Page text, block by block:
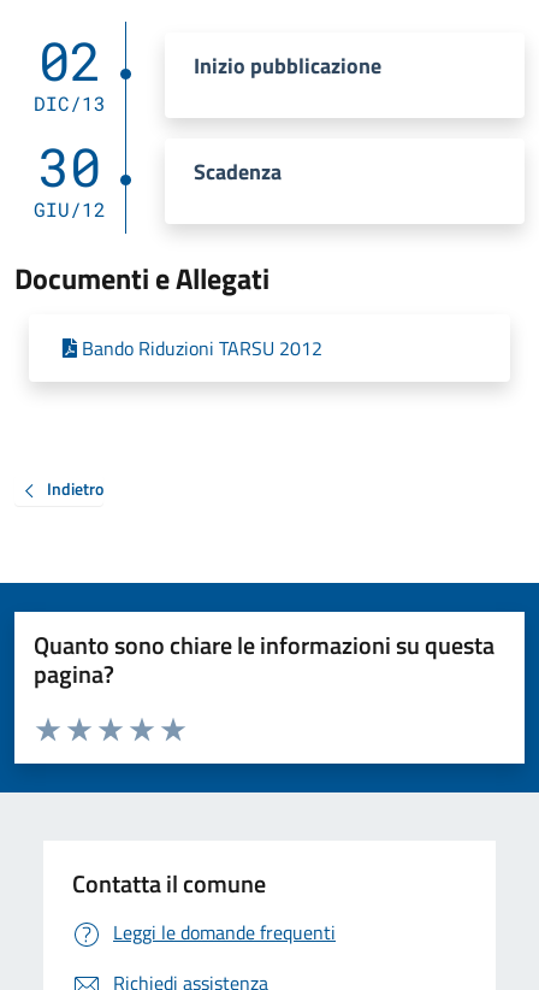
02
DIC/13
Inizio pubblicazione
30
GIU/12
Scadenza
Documenti e Allegati
Bando Riduzioni TARSU 2012
Indietro
Quanto sono chiare le informazioni su questa
pagina?
Valuta da 1 a 5 stelle la pagina
Valuta 5 stelle su 5
Valuta 4 stelle su 5
Valuta 3 stelle su 5
Valuta 2 stelle su 5
Valuta 1 stelle su 5
Contatta il comune
Leggi le domande frequenti
Richiedi assistenza